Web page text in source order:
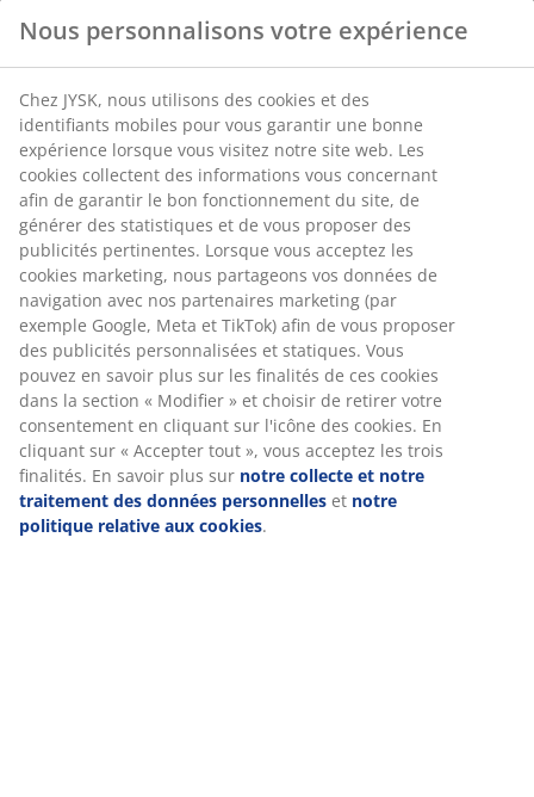
Options de livraison flexibles
Livraison rapide et facile
Oreiller synthétique 60x63/70 cm anti-allergique.
Garnissage aéré et léger en fibre creuse de polyester
siliconée en forme de spirale (100% recyclée), 700 g. La
hauteur de l'oreiller peut être ajustée en retirant une
partie du garnissage. Enveloppe 100% coton. Le tissage
serré de l'enveloppe permet de réduire la pénétration
des acariens. Lavable à 60°C.
Numéro d’article: 4230500
Spécifications
Nous personnalisons votre expérience
Chez JYSK, nous utilisons des cookies et des identifiants
mobiles pour vous garantir une bonne expérience
lorsque vous visitez notre site web. Les cookies
collectent des informations vous concernant afin de
garantir le bon fonctionnement du site, de générer des
statistiques et de vous proposer des publicités
pertinentes. Lorsque vous acceptez les cookies
marketing, nous partageons vos données de navigation
avec nos partenaires marketing (par exemple Google,
Meta et TikTok) afin de vous proposer des publicités
personnalisées et statiques. Vous pouvez en savoir plus
sur les finalités de ces cookies dans la section « Modifier
» et choisir de retirer votre consentement en cliquant
sur l'icône des cookies. En cliquant sur « Accepter tout
», vous acceptez les trois finalités. En savoir plus sur
notre collecte et notre traitement des données
personnellesetnotre politique relative aux cookies